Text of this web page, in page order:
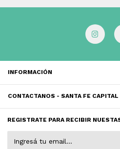
INFORMACIÓN
CONTACTANOS - SANTA FE
REGISTRATE PARA RECIBIR